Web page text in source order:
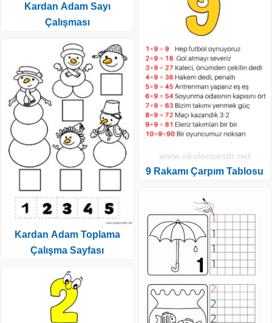
Kardan Adam Sayı
Çalışması
Kardan Adam Toplama
Çalışma Sayfası
9 Rakamı Çarpım Tablosu